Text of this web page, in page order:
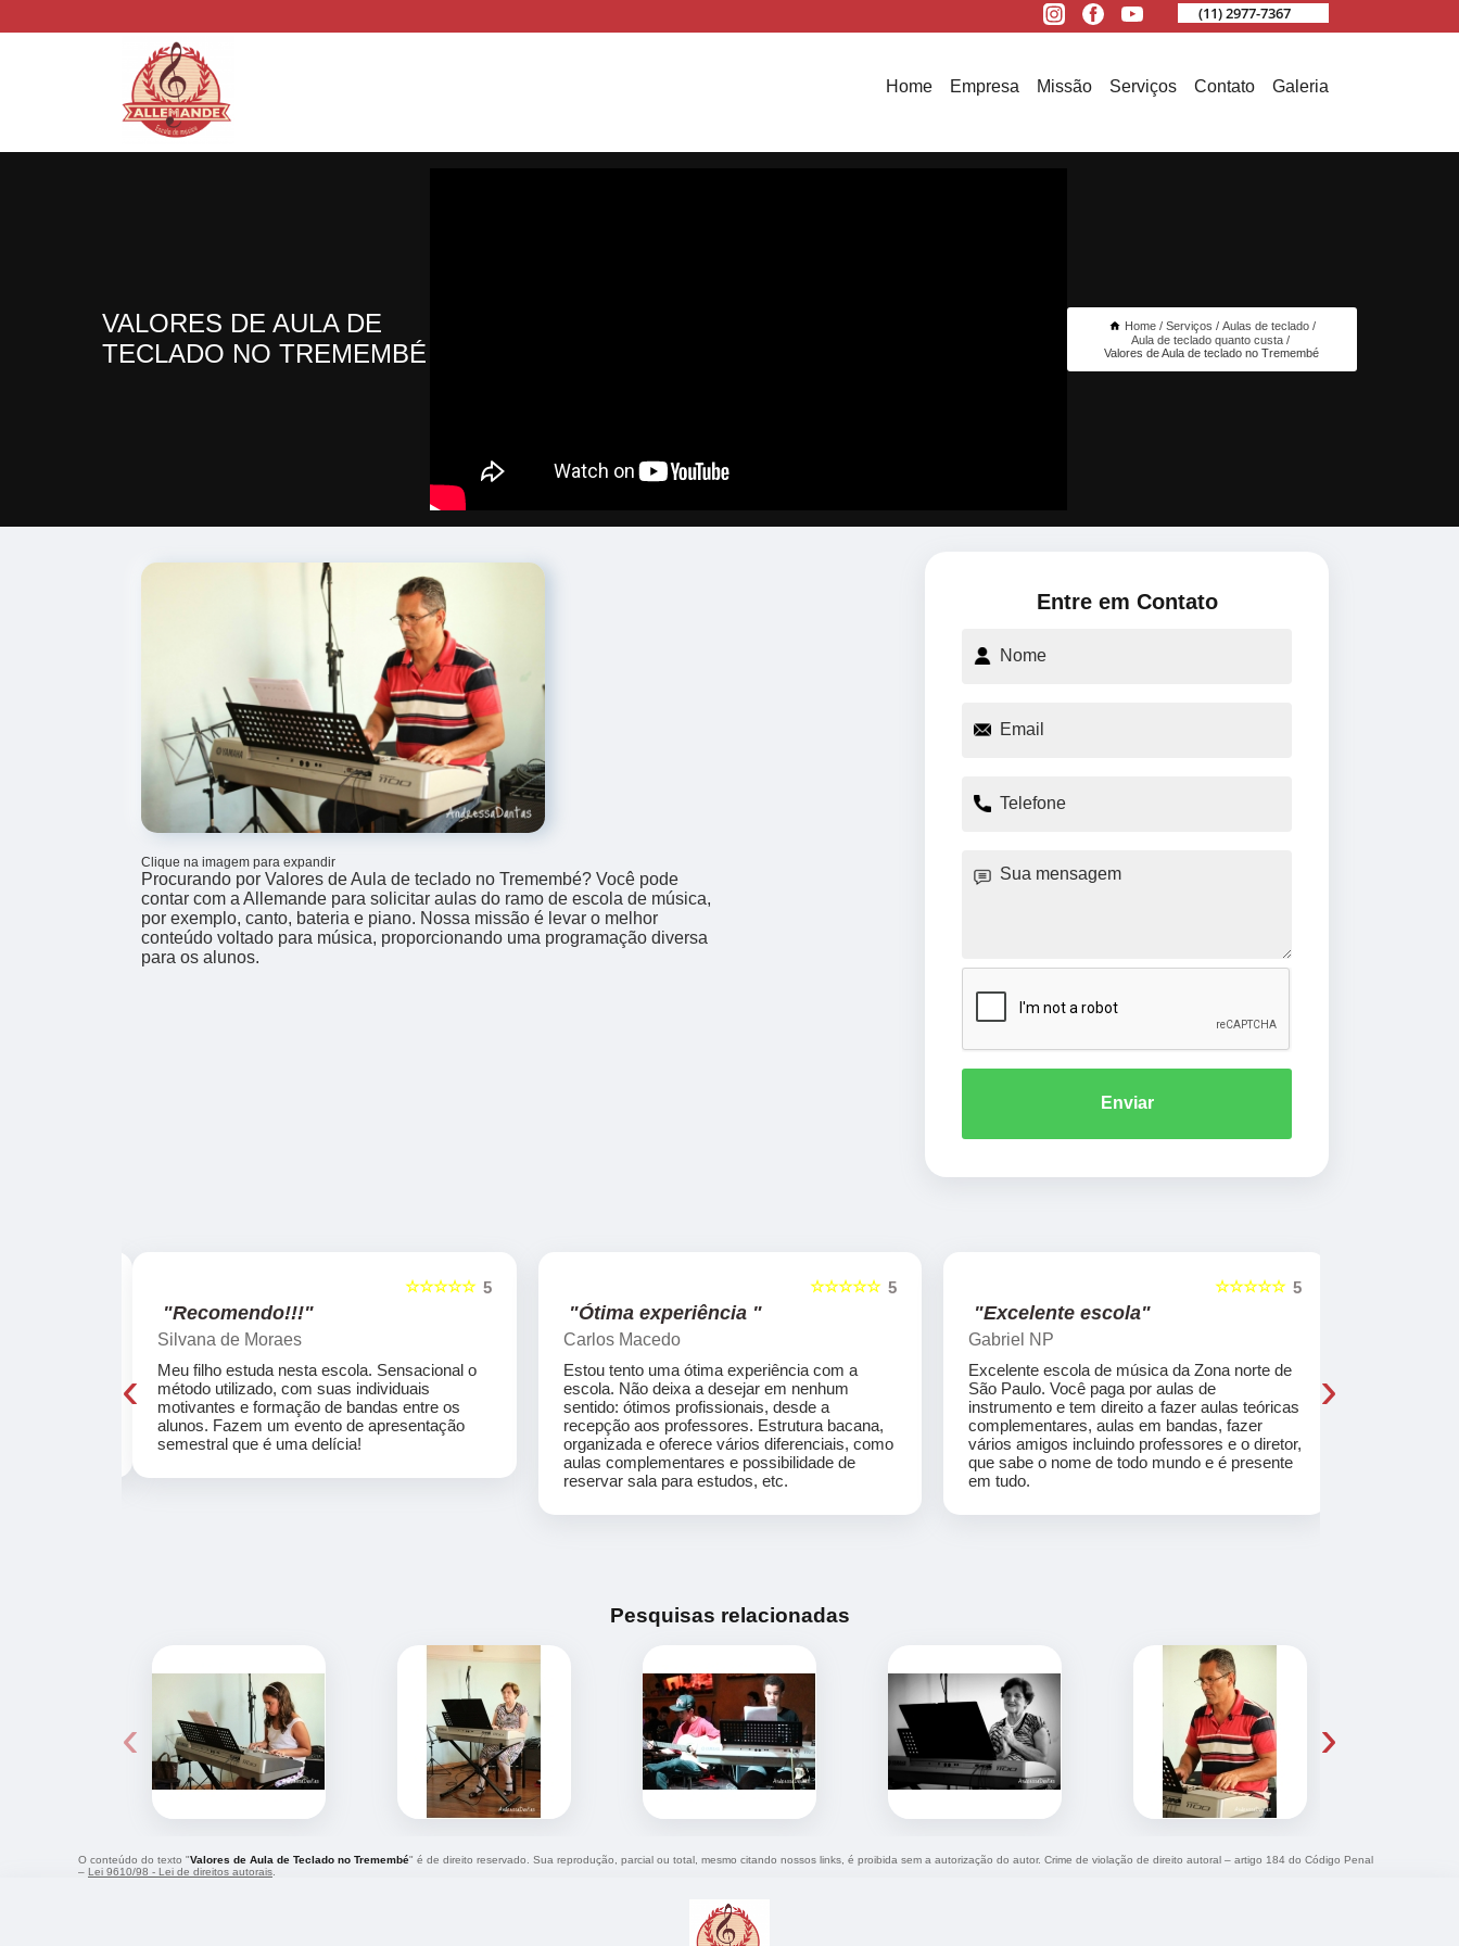
(11) 2977-7367
Home Empresa Missão Serviços Contato Galeria
VALORES DE AULA DE
TECLADO NO TREMEMBÉ
Home Serviços
Aulas de teclado
Aula de teclado quanto custa
Valores de Aula de teclado no Tremembé
Clique na imagem para expandir
Procurando por Valores de Aula de teclado no Tremembé? Você pode
contar com a Allemande para solicitar aulas do ramo de escola de música,
por exemplo, canto, bateria e piano. Nossa missão é levar o melhor
conteúdo voltado para música, proporcionando uma programação diversa
para os alunos.
Entre em Contato
Enviar
5
☆☆☆☆☆
"Recomendo!!!"
Silvana de Moraes
Meu filho estuda nesta escola. Sensacional o
método utilizado, com suas individuais
motivantes e formação de bandas entre os
alunos. Fazem um evento de apresentação
semestral que é uma delícia!
5
☆☆☆☆☆
"Ótima experiência "
Carlos Macedo
Estou tento uma ótima experiência com a
escola. Não deixa a desejar em nenhum
sentido: ótimos profissionais, desde a
recepção aos professores. Estrutura bacana,
organizada e oferece vários diferenciais, como
aulas complementares e possibilidade de
reservar sala para estudos, etc.
5
☆☆☆☆☆
"Excelente escola"
Gabriel NP
Excelente escola de música da Zona norte de
São Paulo. Você paga por aulas de
instrumento e tem direito a fazer aulas teóricas
complementares, aulas em bandas, fazer
vários amigos incluindo professores e o diretor,
que sabe o nome de todo mundo e é presente
em tudo.
‹ ›
Pesquisas relacionadas
‹ ›
O conteúdo do texto "Valores de Aula de Teclado no Tremembé" é de direito reservado. Sua reprodução, parcial ou total, mesmo citando nossos links, é proibida sem a autorização do autor. Crime de violação de direito autoral – artigo 184 do Código Penal
– Lei 9610/98 - Lei de direitos autorais